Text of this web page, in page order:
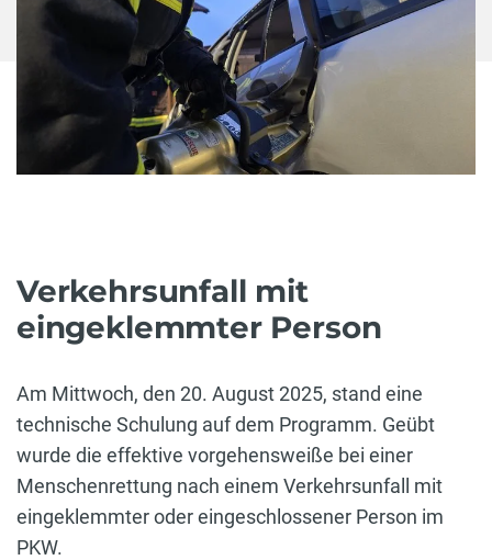
Verkehrsunfall mit
eingeklemmter Person
Am Mittwoch, den 20. August 2025, stand eine
technische Schulung auf dem Programm. Geübt
wurde die effektive vorgehensweiße bei einer
Menschenrettung nach einem Verkehrsunfall mit
eingeklemmter oder eingeschlossener Person im
PKW.